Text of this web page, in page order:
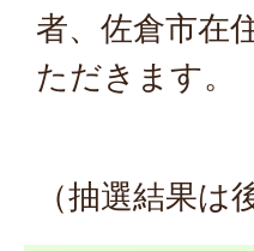
者、佐倉市在
ただきます。
（抽選結果